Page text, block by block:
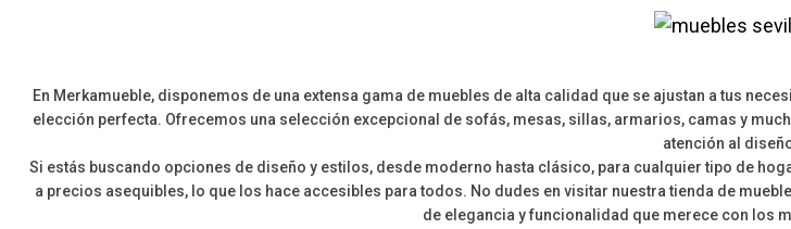
En Merkamueble, disponemos de una extensa gama de muebles de alta calidad que se ajustan a tus
elección perfecta. Ofrecemos una selección excepcional de sofás, mesas, sillas, armarios, camas y
atención al
Si estás buscando opciones de diseño y estilos, desde moderno hasta clásico, para cualquier tipo de
a precios asequibles, lo que los hace accesibles para todos. No dudes en visitar nuestra tienda de
de elegancia y funcionalidad que merece con los